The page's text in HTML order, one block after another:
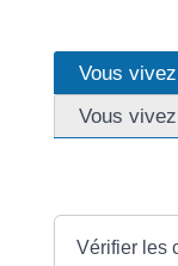
Vous
Vous
Vérifier les